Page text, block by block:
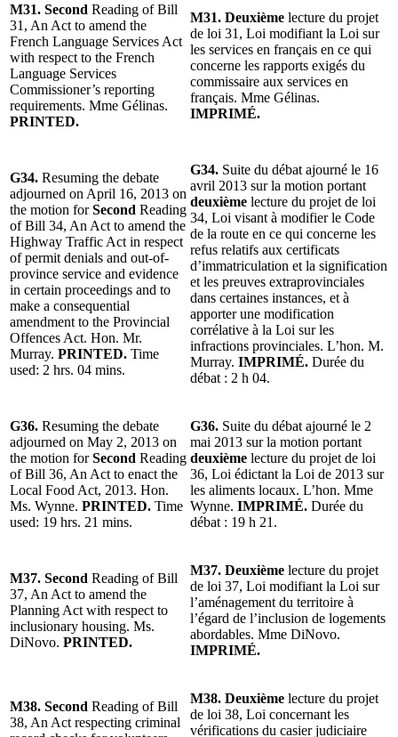
M31. Second Reading of Bill
31, An Act to amend the
French Language Services Act
with respect to the French
Language Services
Commissioner’s reporting
requirements. Mme Gélinas.
PRINTED.
M31. Deuxième lecture du projet
de loi 31, Loi modifiant la Loi sur
les services en français en ce qui
concerne les rapports exigés du
commissaire aux services en
français. Mme Gélinas.
IMPRIMÉ.
G34. Resuming the debate
adjourned on April 16, 2013 on
the motion forSecond Reading
of Bill 34, An Act to amend the
Highway Traffic Act in respect
of permit denials and out-of-
province service and evidence
in certain proceedings and to
make a consequential
amendment to the Provincial
Offences Act. Hon. Mr.
Murray. PRINTED. Time
used: 2 hrs. 04 mins.
G34. Suite du débat ajourné le 16
avril 2013 sur la motion portant
deuxième lecture du projet de loi
34, Loi visant à modifier le Code
de la route en ce qui concerne les
refus relatifs aux certificats
d’immatriculation et la signification
et les preuves extraprovinciales
dans certaines instances, et à
apporter une modification
corrélative à la Loi sur les
infractions provinciales. L’hon. M.
Murray. IMPRIMÉ. Durée du
débat : 2 h 04.
G36. Resuming the debate
adjourned on May 2, 2013 on
the motion forSecond Reading
of Bill 36, An Act to enact the
Local Food Act, 2013. Hon.
Ms. Wynne. PRINTED. Time
used: 19 hrs. 21 mins.
G36. Suite du débat ajourné le 2
mai 2013 sur la motion portant
deuxième lecture du projet de loi
36, Loi édictant la Loi de 2013 sur
les aliments locaux. L’hon. Mme
Wynne. IMPRIMÉ. Durée du
débat : 19 h 21.
M37. Second Reading of Bill
37, An Act to amend the
Planning Act with respect to
inclusionary housing. Ms.
DiNovo. PRINTED.
M37. Deuxième lecture du projet
de loi 37, Loi modifiant la Loi sur
l’aménagement du territoire à
l’égard de l’inclusion de logements
abordables. Mme DiNovo.
IMPRIMÉ.
M38. Second Reading of Bill
38, An Act respecting criminal
M38. Deuxième lecture du projet
de loi 38, Loi concernant les
vérifications du casier judiciaire